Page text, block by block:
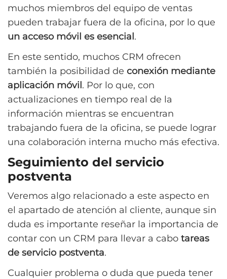
muchos miembros del equipo de ventas
pueden trabajar fuera de la oficina, por lo que
un acceso móvil es esencial.
En este sentido, muchos CRM ofrecen
también la posibilidad de conexión mediante
aplicación móvil. Por lo que, con
actualizaciones en tiempo real de la
información mientras se encuentran
trabajando fuera de la oficina, se puede lograr
una colaboración interna mucho más efectiva.
Seguimiento del servicio
postventa
Veremos algo relacionado a este aspecto en
el apartado de atención al cliente, aunque sin
duda es importante reseñar la importancia de
contar con un CRM para llevar a cabo tareas
de servicio postventa.
Cualquier problema o duda que pueda tener